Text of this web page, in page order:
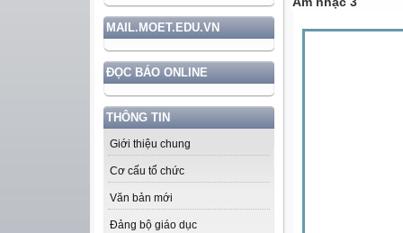
MAIL.MOET.EDU.VN
ĐỌC BÁO ONLINE
THÔNG TIN
Giới thiệu chung
Cơ cấu tổ chức
Văn bản mới
Đảng bộ giáo dục